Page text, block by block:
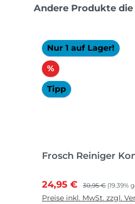
Produktgalerie
Andere Produkte
Nur 1 auf Lager!
%Rabatt
Tipp
Frosch Reiniger
Verkaufspreis:
24,95 € Regulärer Preis:
30,95 € (19.39%
Preise inkl. MwSt. zzgl.